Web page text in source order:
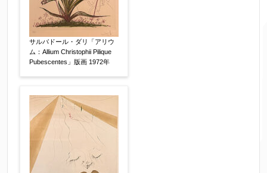
ご要望などがございましたらご入力ください
【任意】
サルバドール・ダリ「アリウ
ム：Allium Christophii Pilique
Pubescentes」版画 1972年